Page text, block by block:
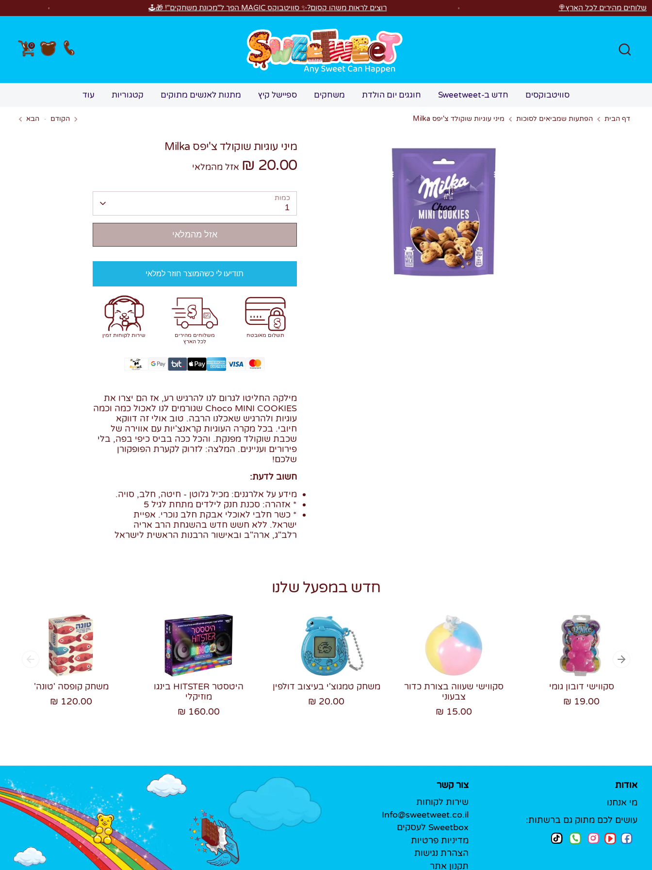
דלגלכל הארץ🍭 רוצים לראות משהו קסום?✨ סוויטבוקס MAGIC הפך ל"מכונת משחקים"! 🎁🕹️
חיפוש 0
סוויטבוקסים חדש ב-Sweetweet חוגגים יום הולדת משחקים ספיישל קיץ מתנות לאנשים מתוקים קטגוריות עוד
דף הבית הפתעות שמביאים לסוכות מיני עוגיות שוקולד צ'יפס Milka הקודם הבא
מיני עוגיות שוקולד צ'יפס Milka
20.00 ₪ אזל מהמלאי
כמות
1
אזל מהמלאי
תודיעו לי כשהמוצר חוזר למלאי
תשלום מאובטח
משלוחים מהירים
לכל הארץ
שירות לקוחות זמין
מילקה החליטו לגרום לנו להרגיש רע, אז הם יצרו את
Choco MINI COOKIES שגורמים לנו לאכול כמה וכמה
עוגיות ולהרגיש שאכלנו הרבה. טוב אולי זה דווקא
חיובי. בכל מקרה העוגיות קראנצ'יות עם אווירה של
שכבת שוקולד מפנקת. והכל ככה בביס כיפי בפה, בלי
פירורים ועניינים. המלצה: לזרוק לקערת הפופקורן
שלכם!
חשוב לדעת:
מידע על אלרגנים: מכיל גלוטן - חיטה, חלב, סויה.
* אזהרה: סכנת חנק לילדים מתחת לגיל 5
* כשר חלבי לאוכלי אבקת חלב נוכרי. אפיית
ישראל. ללא חשש חדש בהשגחת הרב אריה
רלב"ג, ארה"ב ובאישור הרבנות הראשית לישראל
חדש במפעל שלנו
משחק קופסה 'טונה'
120.00 ₪
היטסטר HITSTER בינגו
מוזיקלי
160.00 ₪
משחק טמגוצ'י בעיצוב דולפין
20.00 ₪
סקווישי שעווה בצורת כדור
צבעוני
15.00 ₪
סקווישי דובון גומי
19.00 ₪
אודות
מי אנחנו
עושים לכם מתוק גם ברשתות:
צור קשר
שירות לקוחות
Info@sweetweet.co.il
Sweetbox לעסקים
מדיניות פרטיות
הצהרת נגישות
תקנון אתר